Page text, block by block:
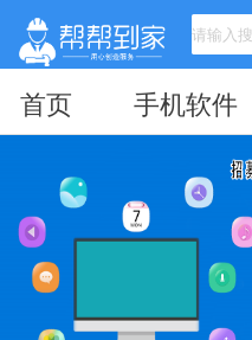
首页 手机软件